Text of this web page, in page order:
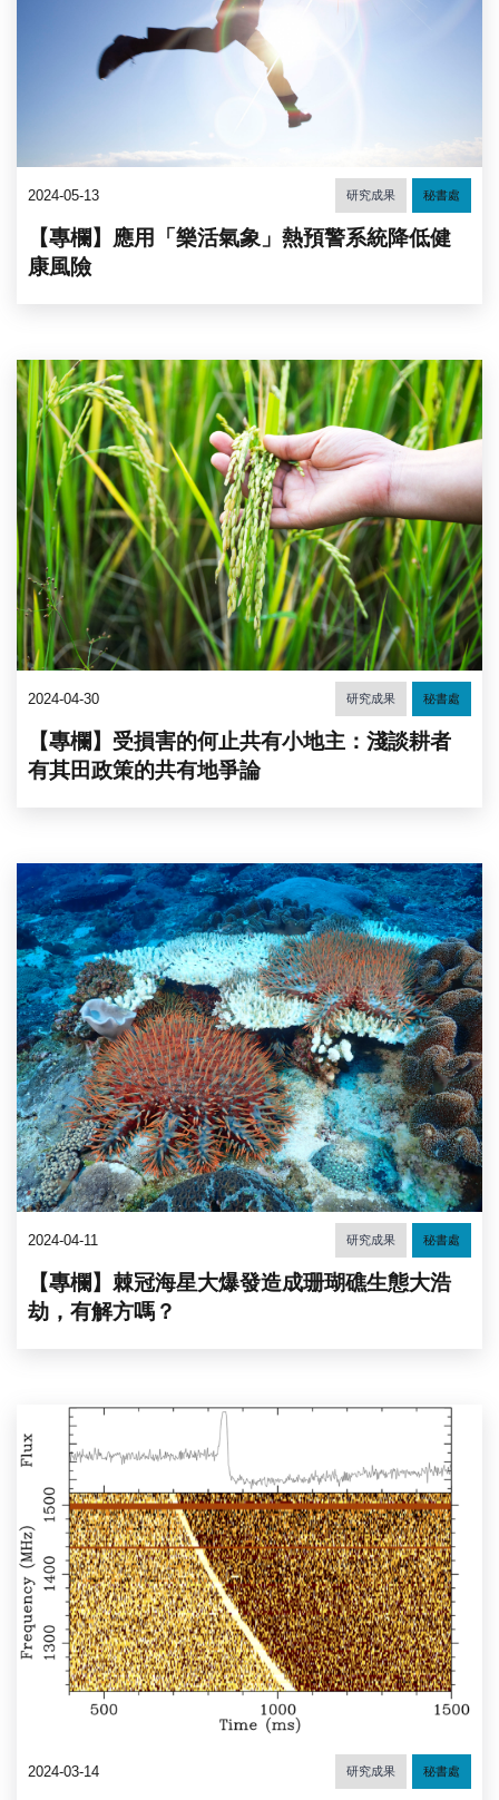
2024-05-13 研究成果 秘書處
【專欄】應用「樂活氣象」熱預警系統降低健
康風險
2024-04-30 研究成果 秘書處
【專欄】受損害的何止共有小地主：淺談耕者
有其田政策的共有地爭論
2024-04-11 研究成果 秘書處
【專欄】棘冠海星大爆發造成珊瑚礁生態大浩
劫，有解方嗎？
2024-03-14 研究成果 秘書處